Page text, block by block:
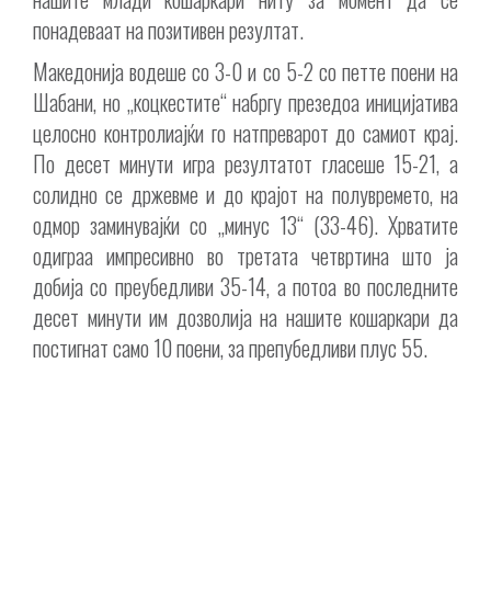
понадеваат на позитивен резултат.
Македонија водеше со 3-0 и со 5-2 со петте поени на
Шабани, но „коцкестите“ набргу презедоа иницијатива
целосно контролиајќи го натпреварот до самиот крај.
По десет минути игра резултатот гласеше 15-21, а
солидно се држевме и до крајот на полувремето, на
одмор заминувајќи со „минус 13“ (33-46). Хрватите
одиграа импресивно во третата четвртина што ја
добија со преубедливи 35-14, а потоа во последните
десет минути им дозволија на нашите кошаркари да
постигнат само 10 поени, за препубедливи плус 55.